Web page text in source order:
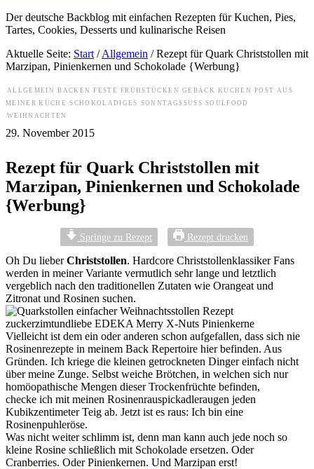
Der deutsche Backblog mit einfachen Rezepten für Kuchen, Pies,
Tartes, Cookies, Desserts und kulinarische Reisen
Aktuelle Seite: Start / Allgemein /Rezept für Quark Christstollen mit
Marzipan, Pinienkernen und Schokolade {Werbung}
ALLGEMEIN BACKEN FESTE FRÜHSTÜCKEN GEBÄCK KUCHEN
POST AUS
MEINER KÜCHE
SCHOKOLADIGES SONNTAGSSÜSS
SOULFOOD
WEIHNACHTEN
29. November 2015
Rezept für Quark Christstollen mit
Marzipan, Pinienkernen und Schokolade
{Werbung}
Springe zu Rezept Rezept drucken
Oh Du lieberChriststollen. Hardcore Christstollenklassiker Fans
werden in meiner Variante vermutlich sehr lange und letztlich
vergeblich nach den traditionellen Zutaten wie Orangeat und
Zitronat und Rosinen suchen.
Vielleicht ist dem ein oder anderen schon aufgefallen, dass sich nie
Rosinenrezepte in meinem Back Repertoire hier befinden. Aus
Gründen. Ich kriege die kleinen getrockneten Dinger einfach nicht
über meine Zunge. Selbst weiche Brötchen, in welchen sich nur
homöopathische Mengen dieser Trockenfrüchte befinden,
checke ich mit meinen Rosinenrauspickadleraugen jeden
Kubikzentimeter Teig ab. Jetzt ist es raus: Ich bin eine
Rosinenpuhleröse.
Was nicht weiter schlimm ist, denn man kann auch jede noch so
kleine Rosine schließlich mit Schokolade ersetzen. Oder
Cranberries. Oder Pinienkernen. Und Marzipan erst!